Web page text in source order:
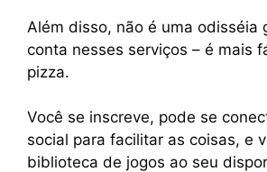
Além disso, não é uma odisséia
conta nesses serviços – é mais
pizza.
Você se inscreve, pode se
social para facilitar as coisas, e
biblioteca de jogos ao seu